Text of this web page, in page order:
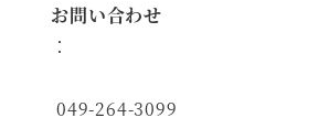
お問い合わせ
：
049-264-3099